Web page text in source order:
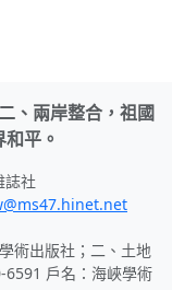
、兩岸整合，祖國
平。
誌社
術出版社；二、土地
戶名：海峽學術